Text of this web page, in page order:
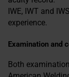
IWE, IWT and
experience.
Examination and
Both